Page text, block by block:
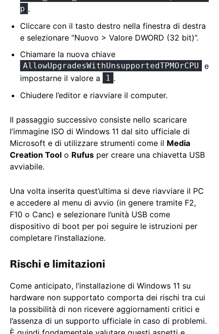
p .
Cliccare con il tasto destro nella finestra di destra
e selezionare “Nuovo > Valore DWORD (32 bit)”.
Chiamare la nuova chiave
AllowUpgradesWithUnsupportedTPMOrCPU
e
impostarne il valore a
1 .
Chiudere l’editor e riavviare il computer.
Il passaggio successivo consiste nello scaricare
l’immagine ISO di Windows 11 dal sito ufficiale di
Microsoft e di utilizzare strumenti come il Media
Creation Tool o Rufus per creare una chiavetta USB
avviabile.
Una volta inserita quest’ultima si deve riavviare il PC
e accedere al menu di avvio (in genere tramite F2,
F10 o Canc) e selezionare l’unità USB come
dispositivo di boot per poi seguire le istruzioni per
completare l’installazione.
Rischi e limitazioni
Come anticipato, l’installazione di Windows 11 su
hardware non supportato comporta dei rischi tra cui
la possibilità di non ricevere aggiornamenti critici e
l’assenza di un supporto ufficiale in caso di problemi.